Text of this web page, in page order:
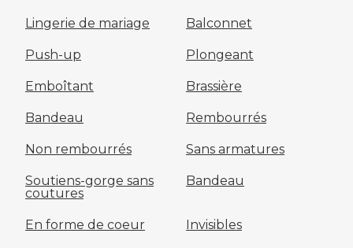
Lingerie de mariage Balconnet
Push-up Plongeant
Emboîtant Brassière
Bandeau Rembourrés
Non rembourrés Sans armatures
Soutiens-gorge sans
coutures
Bandeau
En forme de coeur Invisibles